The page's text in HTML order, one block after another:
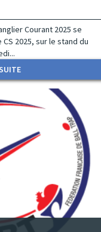
Courant 2025 se
2025, sur le stand du